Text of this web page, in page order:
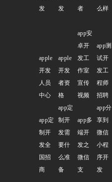
发
发
者
么样
apple
开发
人员
中心
apple
开发
者资
格
app安
卓开
发工
作室
宣传
视频
app测
试开
发工
程师
招聘
app定
制开
发全
国招
商
app定
制开
发需
要什
么准
备
app多
端开
发之
微信
支
app分
享到
微信
小程
序开
发